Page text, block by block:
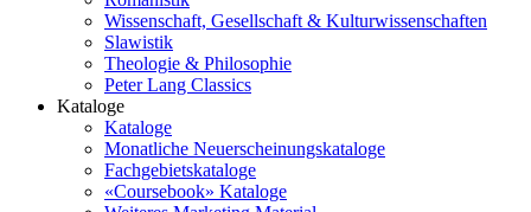
Wissenschaft, Gesellschaft & Kulturwissenschaften
Slawistik
Theologie & Philosophie
Peter Lang Classics
Kataloge
Kataloge
Monatliche Neuerscheinungskataloge
Fachgebietskataloge
«Coursebook» Kataloge